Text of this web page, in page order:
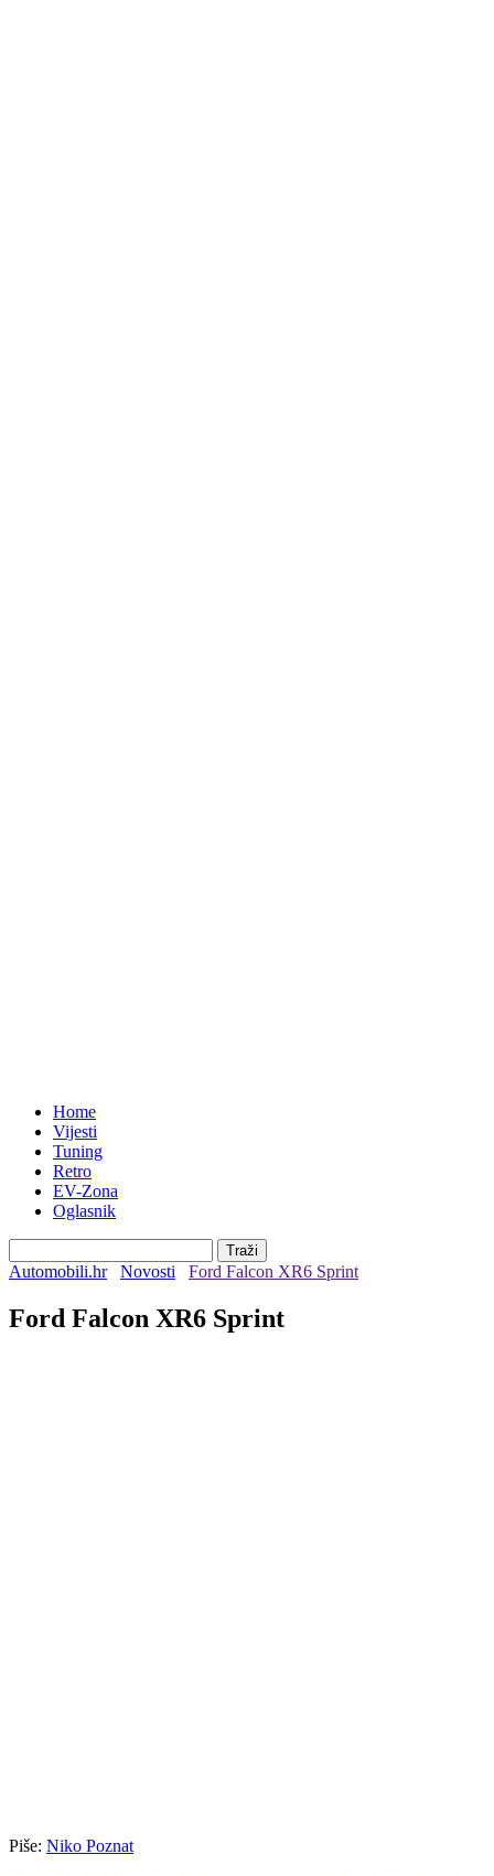
Home
Vijesti
Tuning
Retro
EV-Zona
Oglasnik
Automobili.hr Novosti Ford Falcon XR6 Sprint
Ford Falcon XR6 Sprint
Piše: Niko Poznat